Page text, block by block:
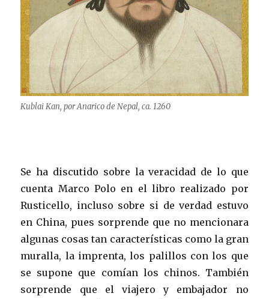
Kublai Kan, por Anarico de Nepal, ca. 1260
Se ha discutido sobre la veracidad de lo que
cuenta Marco Polo en el libro realizado por
Rusticello, incluso sobre si de verdad estuvo
en China, pues sorprende que no mencionara
algunas cosas tan características como la gran
muralla, la imprenta, los palillos con los que
se supone que comían los chinos. También
sorprende que el viajero y embajador no